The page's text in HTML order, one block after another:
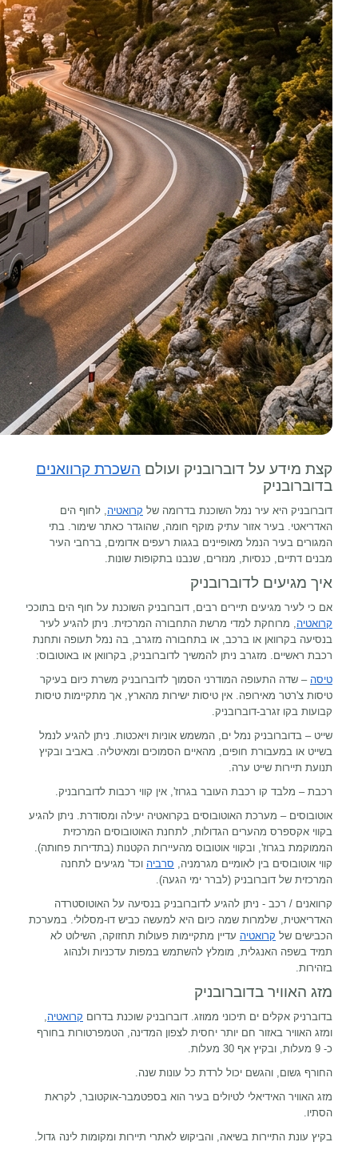
קצת מידע על דוברובניק ועולם השכרת קרוואנים
בדוברובניק
דוברובניק היא עיר נמל השוכנת בדרומה של קרואטיה, לחוף הים
האדריאטי. בעיר אזור עתיק מוקף חומה, שהוגדר כאתר שימור. בתי
המגורים בעיר הנמל מאופיינים בגגות רעפים אדומים, ברחבי העיר
מבנים דתיים, כנסיות, מנזרים, שנבנו בתקופות שונות.
איך מגיעים לדוברובניק
אם כי לעיר מגיעים תיירים רבים, דוברובניק השוכנת על חוף הים בתוככי
קרואטיה, מרוחקת למדי מרשת התחבורה המרכזית. ניתן להגיע לעיר
בנסיעה בקרוואן או ברכב, או בתחבורה מזגרב, בה נמל תעופה ותחנת
רכבת ראשיים. מזגרב ניתן להמשיך לדוברובניק, בקרוואן או באוטובוס:
טיסה – שדה התעופה המודרני הסמוך לדוברובניק משרת כיום בעיקר
טיסות צ'רטר מאירופה. אין טיסות ישירות מהארץ, אך מתקיימות טיסות
קבועות בקו זגרב-דוברובניק.
שייט – בדוברובניק נמל ים, המשמש אוניות ויאכטות. ניתן להגיע לנמל
בשייט או במעבורת חופים, מהאיים הסמוכים ומאיטליה. באביב ובקיץ
תנועת תיירות שייט ערה.
רכבת – מלבד קו רכבת העובר בגרוז', אין קווי רכבות לדוברובניק.
אוטובוסים – מערכת האוטובוסים בקרואטיה יעילה ומסודרת. ניתן להגיע
בקווי אקספרס מהערים הגדולות, לתחנת האוטובוסים המרכזית
הממוקמת בגרוז', ובקווי אוטובוס מהעיירות הקטנות (בתדירות פחותה).
קווי אוטובוסים בין לאומיים מגרמניה, סרביה וכד' מגיעים לתחנה
המרכזית של דוברובניק (לברר ימי הגעה).
קרוואנים / רכב - ניתן להגיע לדוברובניק בנסיעה על האוטוסטרדה
האדריאטית, שלמרות שמה כיום היא למעשה כביש דו-מסלולי. במערכת
הכבישים של קרואטיה עדיין מתקיימות פעולות תחזוקה, השילוט לא
תמיד בשפה האנגלית, מומלץ להשתמש במפות עדכניות ולנהוג
בזהירות.
מזג האוויר בדוברובניק
בדוברניק אקלים ים תיכוני ממוזג. דוברובניק שוכנת בדרום קרואטיה,
ומזג האוויר באזור חם יותר יחסית לצפון המדינה, הטמפרטורות בחורף
כ- 9 מעלות, ובקיץ אף 30 מעלות.
החורף גשום, והגשם יכול לרדת כל עונות שנה.
מזג האוויר האידיאלי לטיולים בעיר הוא בספטמבר-אוקטובר, לקראת
הסתיו.
בקיץ עונת התיירות בשיאה, והביקוש לאתרי תיירות ומקומות לינה גדול.